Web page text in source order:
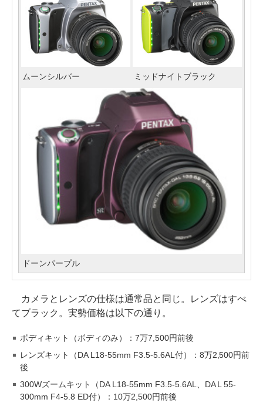
ムーンシルバー ミッドナイトブラック
ドーンパープル
カメラとレンズの仕様は通常品と同じ。レンズはすべ
てブラック。実勢価格は以下の通り。
ボディキット（ボディのみ）：7万7,500円前後
レンズキット（DA L18-55mm F3.5-5.6AL付）：8万2,500円前
後
300Wズームキット（DA L18-55mm F3.5-5.6AL、DA L 55-
300mm F4-5.8 ED付）：10万2,500円前後